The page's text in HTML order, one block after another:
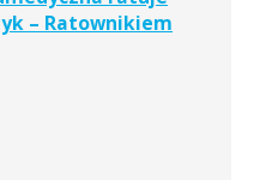
– Ratownikiem